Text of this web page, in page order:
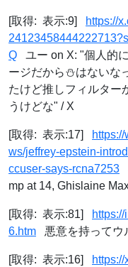
[取得: 表示:9]
https://
Q ユー on X: "個人的
ージだから⛄️はないな
たけど推しフィルター
うけどな" / X
[取得: 表示:17]
ws/jeffrey-epstein-
ccuser-says-rcna7253
mp at 14, Ghislaine
[取得: 表示:81]
6.htm 悪意を持ってウ
[取得: 表示:16]